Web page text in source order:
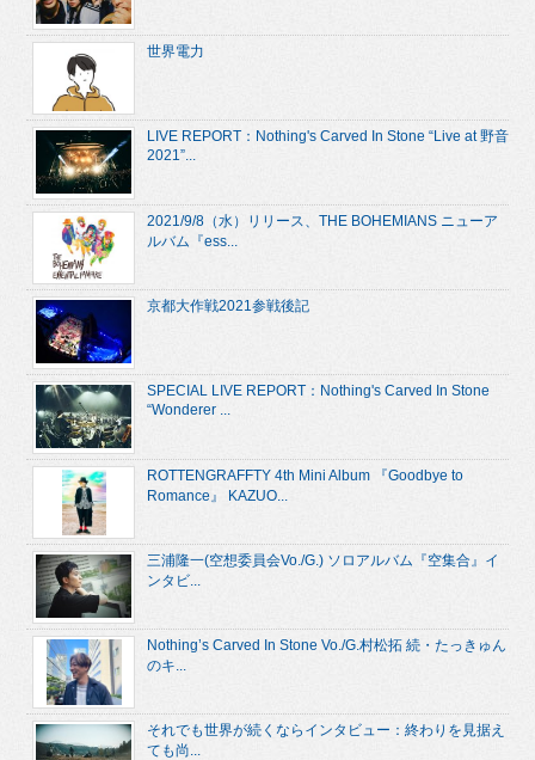
世界電力
LIVE REPORT：Nothing's Carved In Stone “Live at 野音
2021”...
2021/9/8（水）リリース、THE BOHEMIANS ニューア
ルバム『ess...
京都大作戦2021参戦後記
SPECIAL LIVE REPORT：Nothing's Carved In Stone
“Wonderer ...
ROTTENGRAFFTY 4th Mini Album 『Goodbye to
Romance』 KAZUO...
三浦隆一(空想委員会Vo./G.) ソロアルバム『空集合』イ
ンタビ...
Nothing’s Carved In Stone Vo./G.村松拓 続・たっきゅん
のキ...
それでも世界が続くならインタビュー：終わりを見据え
ても尚...